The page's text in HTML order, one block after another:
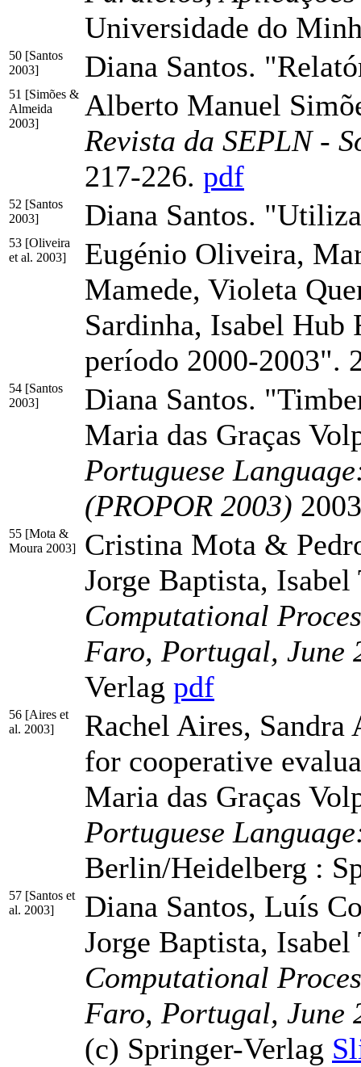
Universidade do
50 [Santos
2003]
Diana Santos.
51 [Simões &
Almeida
2003]
Alberto Manuel
Revista da SEPLN -
217-226. pdf
52 [Santos
2003]
Diana Santos.
53 [Oliveira
et al. 2003]
Eugénio Oliveira,
Mamede, Violeta
Sardinha, Isabel
período 2000-2003".
54 [Santos
2003]
Diana Santos.
Maria das Graças
Portuguese
(PROPOR 2003)
55 [Mota &
Moura 2003]
Cristina Mota &
Jorge Baptista,
Computational
Faro, Portugal, June
Verlag pdf
56 [Aires et
al. 2003]
Rachel Aires,
for cooperative
Maria das Graças
Portuguese
Berlin/Heidelberg :
57 [Santos et
al. 2003]
Diana Santos, Luís
Jorge Baptista,
Computational
Faro, Portugal, June
(c) Springer-Verlag